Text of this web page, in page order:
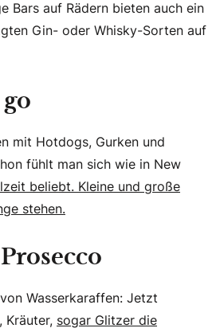
Bars auf Rädern bieten auch ein
Gin- oder Whisky-Sorten auf
mit Hotdogs, Gurken und
fühlt man sich wie in New
beliebt. Kleine und große
stehen.
Wasserkaraffen: Jetzt
Kräuter, sogar Glitzer die